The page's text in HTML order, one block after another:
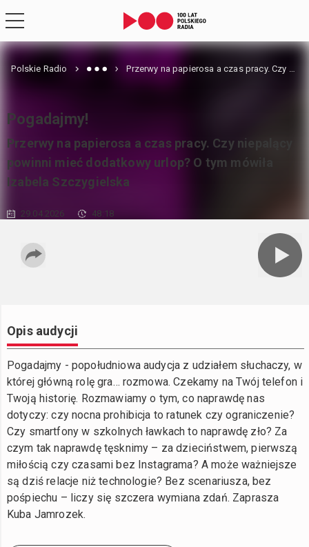
Polskie Radio Przerwy na papierosa a czas pracy. Czy niepalący powinni mieć dodatkowy urlop? O tym mówiła Izabela Szczygielska
Pogadajmy!
Przerwy na papierosa a czas pracy. Czy niepalący
powinni mieć dodatkowy urlop? O tym mówiła
Izabela Szczygielska
29.04.2026 48:18
Opis audycji
Pogadajmy - popołudniowa audycja z udziałem słuchaczy, w
której główną rolę gra… rozmowa. Czekamy na Twój telefon i
Twoją historię. Rozmawiamy o tym, co naprawdę nas
dotyczy: czy nocna prohibicja to ratunek czy ograniczenie?
Czy smartfony w szkolnych ławkach to naprawdę zło? Za
czym tak naprawdę tęsknimy – za dzieciństwem, pierwszą
miłością czy czasami bez Instagrama? A może ważniejsze
są dziś relacje niż technologie? Bez scenariusza, bez
pośpiechu – liczy się szczera wymiana zdań. Zaprasza
Kuba Jamrozek.